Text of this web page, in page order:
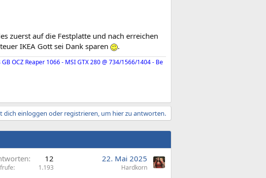
zuerst auf die Festplatte und nach erreichen
IKEA Gott sei Dank sparen
.
OCZ Reaper 1066 - MSI GTX 280 @ 734/1566/1404 - Be
dich einloggen oder registrieren, um hier zu antworten.
12
1.193
22. Mai 2025
Hardkorn